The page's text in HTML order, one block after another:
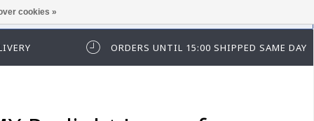
in te loggen of te registeren.
ORDERS UNTIL 15:00 SHIPPED SAME DAY
cookies »